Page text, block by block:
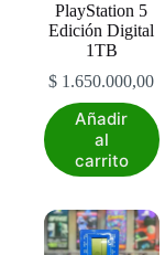
PlayStation 5
Edición Digital
1TB
$ 1.650.000,00
Añadir
al
carrito